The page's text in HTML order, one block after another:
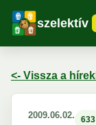
szelektív
<- Vissza a
2009.06.02.